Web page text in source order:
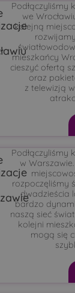
Podłączyliśmy
we
kolejną
mieszkańcy
cieszyć ofertą
oraz
z telewizją
Podłączyliśmy
w
rozpoczęliśmy
dwadzieścia
bardzo
naszą sieć
kolejni
mogą się